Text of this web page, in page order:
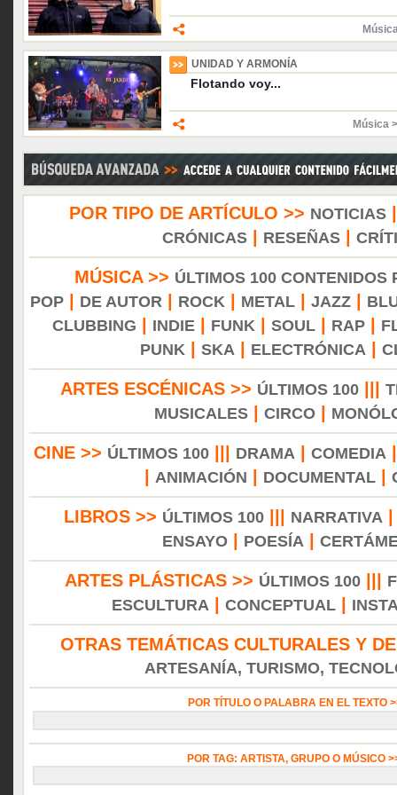
UNIDAD Y ARMONÍA
Flotando voy...
Música
POR TIPO DE ARTÍCULO >> NOTICIAS
CRÓNICAS| RESEÑAS|
MÚSICA >> ÚLTIMOS 100 CONTENIDOS
POP| DE AUTOR ROCK METAL| JAZZ|
CLUBBING
INDIE| FUNK SOUL| RAP|
PUNK
SKA ELECTRÓNICA
ARTES ESCÉNICAS >> ÚLTIMOS 100
MUSICALES
CIRCO
CINE >> ÚLTIMOS 100||| DRAMA COMEDIA
ANIMACIÓN DOCUMENTAL|
LIBROS >> ÚLTIMOS 100 NARRATIVA
ENSAYO| POESÍA
ARTES PLÁSTICAS >> ÚLTIMOS 100|||
ESCULTURA
CONCEPTUAL
OTRAS TEMÁTICAS CULTURALES Y
ARTESANÍA, TURISMO,
POR TÍTULO O PALABRA EN EL TEXTO
POR TAG: ARTISTA, GRUPO O MÚSICO